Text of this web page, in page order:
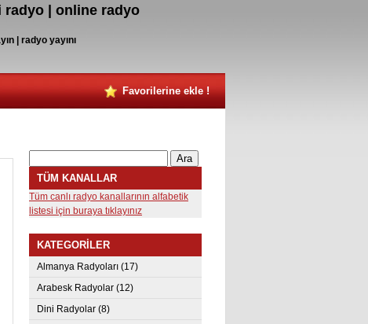
radyo | online radyo
| radyo yayını
Favorilerine ekle !
TÜM KANALLAR
Tüm canlı radyo kanallarının alfabetik
listesi için buraya tıklayınız
KATEGORİLER
Almanya Radyoları (17)
Arabesk Radyolar (12)
Dini Radyolar (8)